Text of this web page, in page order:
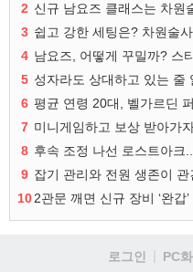
2 신규 남요즈 클래스는 차원
3 쉽고 강한 세팅은? 차원술
4 남요즈, 어떻게 꾸밀까? 스
5 성자라도 상대하고 있는 줄
6 평균 연령 20대, 벨가르딘
7 미니게임하고 보상 받아가
8 후속 조정 나선 로스트아크
9
102관문 깨면 신규 장비 ‘완갑
로그인 PC